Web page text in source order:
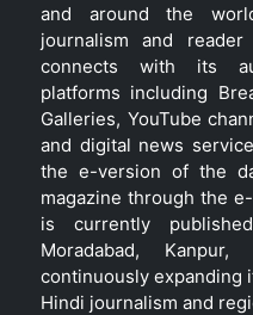
and around the
journalism and
connects with its
platforms including
Galleries, YouTube
and digital news
the e-version of the
magazine through the
is currently
Moradabad,
continuously expanding
Hindi journalism and